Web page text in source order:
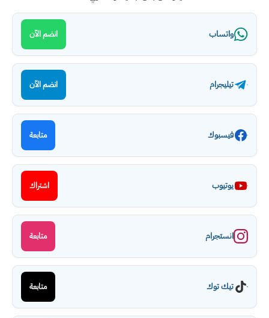
واتساب انضم الآن
تيليجرام انضم الآن
فيسبوك متابعة
يوتيوب اشتراك
انستجرام متابعة
تيك توك متابعة